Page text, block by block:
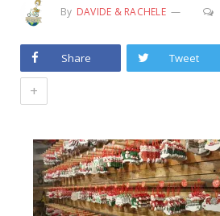
By DAVIDE & RACHELE
Share Tweet
+